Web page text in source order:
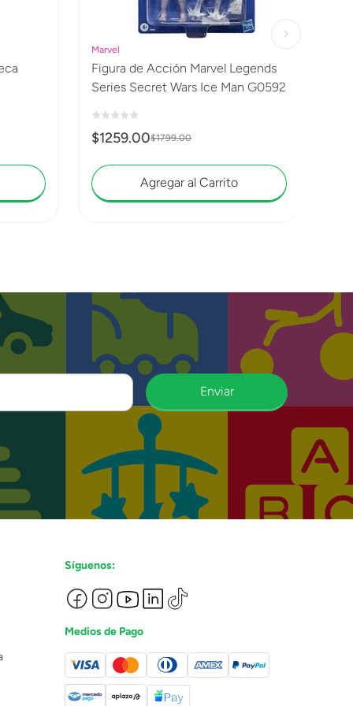
Marvel
Figura de Acción Marvel Legends
Series Secret Wars Ice Man G0592
$1259.00$1799.00
Agregar al Carrito
Enviar
Síguenos:
Medios de Pago